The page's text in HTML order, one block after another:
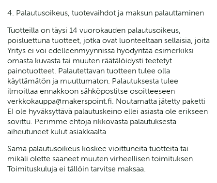
4. Palautusoikeus, tuotevaihdot ja maksun palauttaminen
Tuotteilla on täysi 14 vuorokauden palautusoikeus,
poisluettuna tuotteet, jotka ovat luonteeltaan sellaisia, joita
Yritys ei voi edelleenmyynnissä hyödyntää esimerkiksi
omasta kuvasta tai muuten räätälöidysti teetetyt
painotuotteet. Palautettavan tuotteen tulee olla
käyttämätön ja muuttumaton. Palautuksesta tulee
ilmoittaa ennakkoon sähköpostitse osoitteeseen
verkkokauppa@makerspoint.fi. Noutamatta jätetty paketti
EI ole hyväksyttävä palautuskeino ellei asiasta ole erikseen
sovittu. Perimme ehtoja rikkovasta palautuksesta
aiheutuneet kulut asiakkaalta.
Sama palautusoikeus koskee vioittuneita tuotteita tai
mikäli olette saaneet muuten virheellisen toimituksen.
Toimituskuluja ei tällöin tarvitse maksaa.